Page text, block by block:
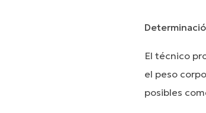
El técnico
el peso
posibles